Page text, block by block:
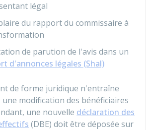
légal
du rapport du commissaire à
de parution de l'avis dans un
d'annonces légales (Shal)
de forme juridique n'entraîne
une modification des bénéficiaires
une nouvelle déclaration des
(DBE) doit être déposée sur